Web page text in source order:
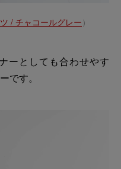
/ チャコールグレー ）
ーとしても合わせやす
です。